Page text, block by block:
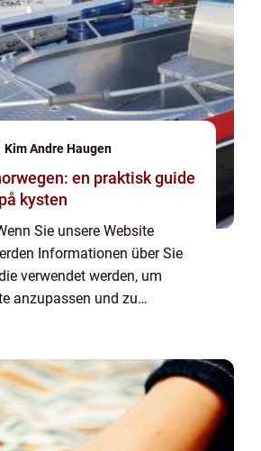
Kim Andre Haugen
en praktisk guide
kysten
Sie unsere Website
Informationen über Sie
verwendet werden, um
anzupassen und zu
von I...